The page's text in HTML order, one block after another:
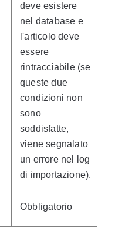
deve esistere
nel database e
l'articolo deve
essere
rintracciabile (se
queste due
condizioni non
sono
soddisfatte,
viene segnalato
un errore nel log
di importazione).
Obbligatorio